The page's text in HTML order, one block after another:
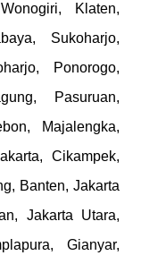
Klaten,
Sukoharjo,
Ponorogo,
Pasuruan,
Majalengka,
Cikampek,
Banten, Jakarta
Jakarta Utara,
Gianyar,